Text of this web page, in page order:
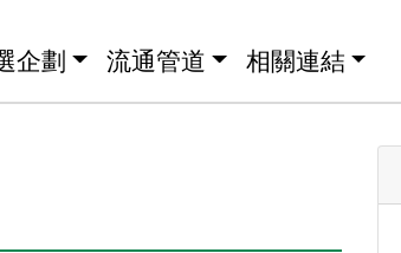
企劃 流通管道 相關連結